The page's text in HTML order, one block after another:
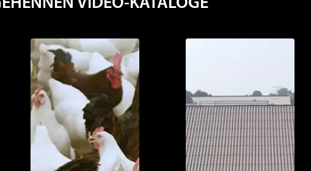
VIDEO-KATALOGE